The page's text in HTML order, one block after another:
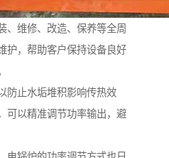
、维修、改造、保养等全周
护，帮助客户保持设备良好
防止水垢堆积影响传热效
可以精准调节功率输出，避